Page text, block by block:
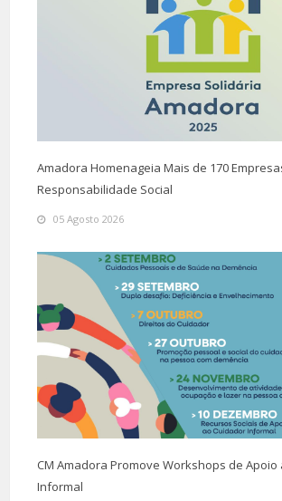
Amadora Homenageia Mais de 170
Responsabilidade Social
05 Agosto 2026
CM Amadora Promove Workshops de
Informal